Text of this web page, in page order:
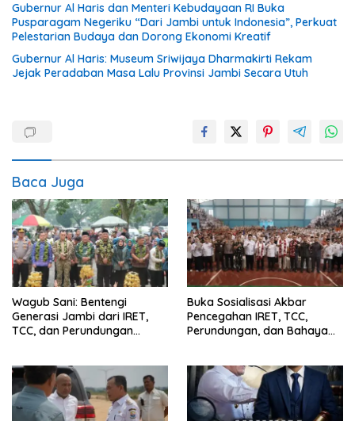
Gubernur Al Haris dan Menteri Kebudayaan RI Buka
Pusparagam Negeriku “Dari Jambi untuk Indonesia”, Perkuat
Pelestarian Budaya dan Dorong Ekonomi Kreatif
Gubernur Al Haris: Museum Sriwijaya Dharmakirti Rekam
Jejak Peradaban Masa Lalu Provinsi Jambi Secara Utuh
Baca Juga
Wagub Sani: Bentengi
Generasi Jambi dari IRET,
TCC, dan Perundungan
Buka Sosialisasi Akbar
Pencegahan IRET, TCC,
Perundungan, dan Bahaya
bisa jaga diri, 60% masa
depan sudah ada di tangan”